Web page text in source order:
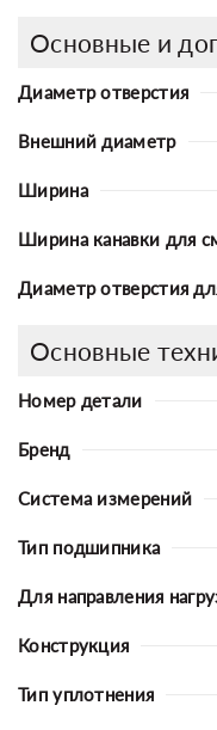
Основные и
Диаметр отверстия
Внешний диаметр
Ширина
Ширина канавки для
Диаметр отверстия
Основные
Номер детали
Бренд
Система измерений
Тип подшипника
Для направления
Конструкция
Тип уплотнения